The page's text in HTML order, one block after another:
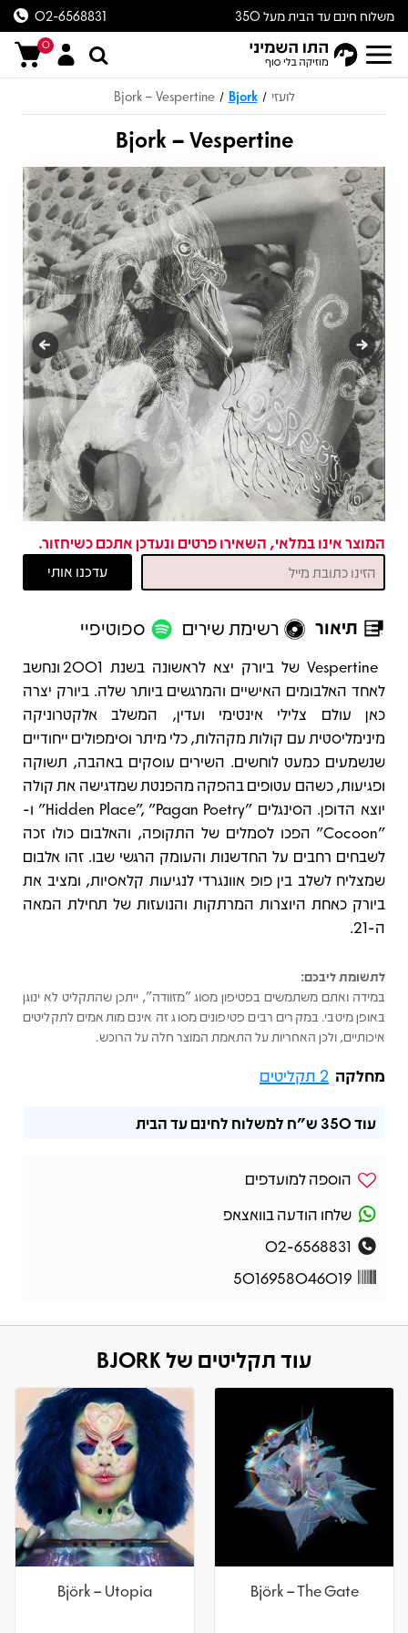
משלוח חינם עד הבית מעל 350
ש״ח
02-6568831
0
לועזי /
Bjork
/
Bjork – Vespertine
Bjork – Vespertine
המוצר אינו במלאי, השאירו פרטים ונעדכן אתכם כשיחזור.
תיאור רשימת שירים ספוטיפיי
תיאור
Vespertine של ביורק יצא לראשונה בשנת 2001 ונחשב
לאחד האלבומים האישיים והמרגשים ביותר שלה. ביורק יצרה
כאן עולם צלילי אינטימי ועדין, המשלב אלקטרוניקה
מינימליסטית עם קולות מקהלות, כלי מיתר וסימפולים ייחודיים
שנשמעים כמעט לוחשים. השירים עוסקים באהבה, תשוקה
ופגיעות, כשהם עטופים בהפקה מהפנטת שמדגישה את קולה
יוצא הדופן. הסינגלים "Hidden Place", "Pagan Poetry" ו-
"Cocoon" הפכו לסמלים של התקופה, והאלבום כולו זכה
לשבחים רחבים על החדשנות והעומק הרגשי שבו. זהו אלבום
שמצליח לשלב בין פופ אוונגרדי לנגיעות קלאסיות, ומציב את
ביורק כאחת היוצרות המרתקות והנועזות של תחילת המאה
ה-21.
לתשומת ליבכם:
במידה ואתם משתמשים בפטיפון מסוג "מזוודה", ייתכן שהתקליט לא ינוגן
באופן מיטבי. במקרים רבים פטיפונים מסוג זה אינם מותאמים לתקליטים
איכותיים, ולכן האחריות על התאמת המוצר חלה על הרוכש.
מחלקה 2 תקליטים
עוד350 ש"ח למשלוח לחינם עד הבית
הוספה למועדפים
שלחו הודעה בוואצאפ
02-6568831
5016958046019
עוד תקליטים של BJORK
Björk – The Gate
Björk – Utopia